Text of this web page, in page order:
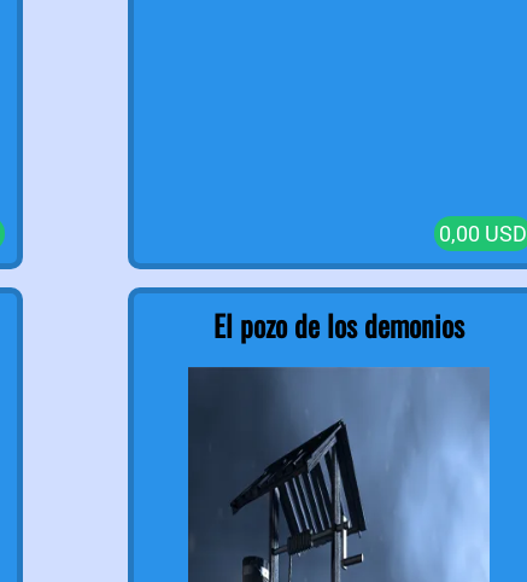
0,00 USD
El pozo de los demonios